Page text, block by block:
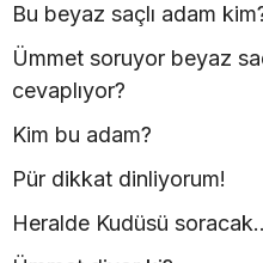
Bu beyaz saçlı adam
Ümmet soruyor beyaz
cevaplıyor?
Kim bu adam?
Pür dikkat dinliyorum!
Heralde Kudüsü